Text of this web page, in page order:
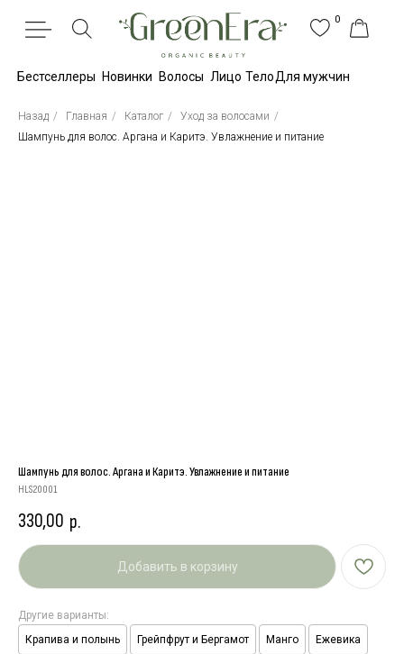
0
Лицо Тело Для мужчин
Назад / Главная / Каталог / Уход за волосами /
Шампунь для волос. Аргана и Каритэ. Увлажнение и питание
Шампунь для волос. Аргана и Каритэ. Увлажнение и питание
HLS20001
330,00 р.
Добавить в корзину
Другие варианты:
Крапива и полынь
Грейпфрут и Бергамот Манго Ежевика